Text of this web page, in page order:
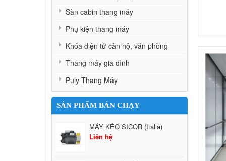
Sàn cabin thang máy
Phụ kiện thang máy
Khóa điện tử căn hộ, văn phòng
Thang máy gia đình
Puly Thang Máy
SẢN PHẨM BÁN CHẠY
MÁY KÉO SICOR (Italia)
Liên hệ